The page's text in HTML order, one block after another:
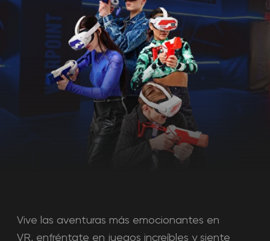
Vive las aventuras más emocionantes en
VR, enfréntate en juegos increíbles y siente
el espíritu navideño en cada momento.
¡No pierdas esta oportunidad! Ven a
Warpoint y crea los mejores recuerdos de